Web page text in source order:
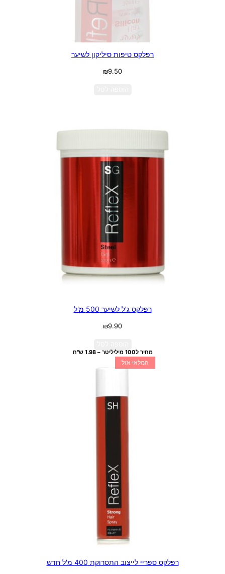
רפלקס טיפות סיליקון לשיער
₪9.50
רפלקס ג'ל לשיער 500 מ'ל
₪9.90
מחיר ל100 מיליליטר – 1.98 ש"ח
המלאי אזל
רפלקס ספריי לייצוב התסרוקת 400 מ'ל חדש